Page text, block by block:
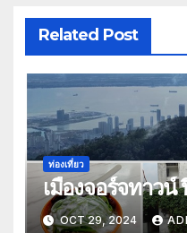
Related Post
ท่องเที่ยว
เมืองจอร์จทาวน์
OCT 29, 2024